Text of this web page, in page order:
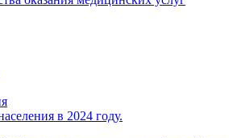
в 2024 году.